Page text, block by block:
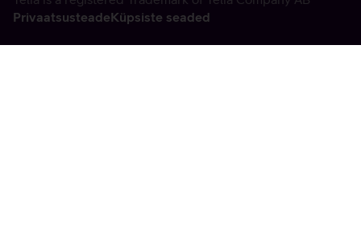
PrivaatsusteadeKüpsiste seaded